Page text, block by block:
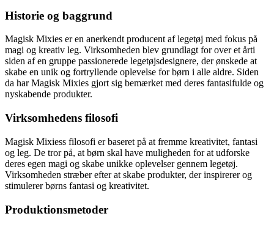
Historie og baggrund
Magisk Mixies er en anerkendt producent af legetøj med fokus på
magi og kreativ leg. Virksomheden blev grundlagt for over et årti
siden af en gruppe passionerede legetøjsdesignere, der ønskede at
skabe en unik og fortryllende oplevelse for børn i alle aldre. Siden
da har Magisk Mixies gjort sig bemærket med deres fantasifulde og
nyskabende produkter.
Virksomhedens filosofi
Magisk Mixiess filosofi er baseret på at fremme kreativitet, fantasi
og leg. De tror på, at børn skal have muligheden for at udforske
deres egen magi og skabe unikke oplevelser gennem legetøj.
Virksomheden stræber efter at skabe produkter, der inspirerer og
stimulerer børns fantasi og kreativitet.
Produktionsmetoder